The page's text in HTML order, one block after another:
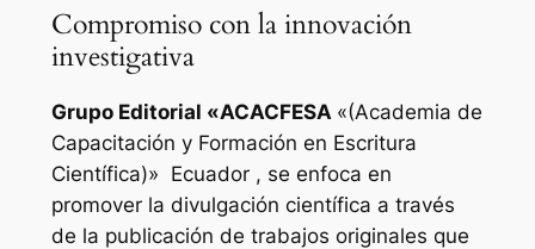
Compromiso con la innovación
investigativa
Grupo Editorial «ACACFESA «(Academia de
Capacitación y Formación en Escritura
Científica)» Ecuador , se enfoca en
promover la divulgación científica a través
de la publicación de trabajos originales que